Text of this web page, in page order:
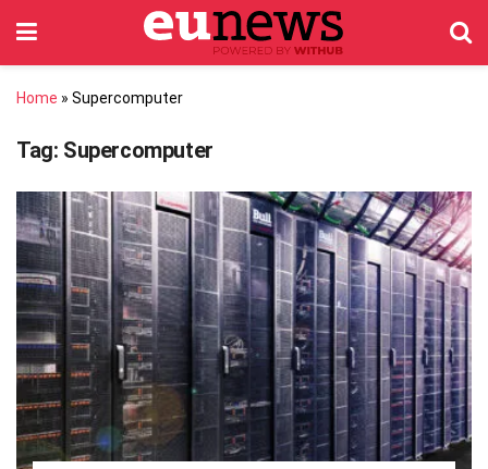
Home » Supercomputer
Tag: Supercomputer